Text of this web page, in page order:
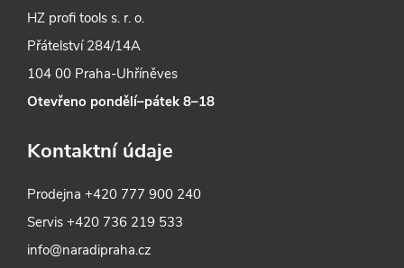
HZ profi tools s. r. o.
Přátelství 284/14A
104 00 Praha-Uhříněves
Otevřeno pondělí–pátek 8–18
Kontaktní údaje
Prodejna+420 777 900 240
Servis+420 736 219 533
info@naradipraha.cz